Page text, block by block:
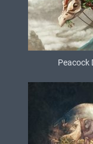
Peacock